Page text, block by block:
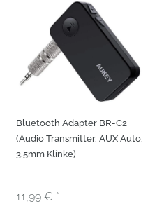
Bluetooth Adapter BR-C2
(Audio Transmitter, AUX Auto,
3.5mm Klinke)
11,99 € *